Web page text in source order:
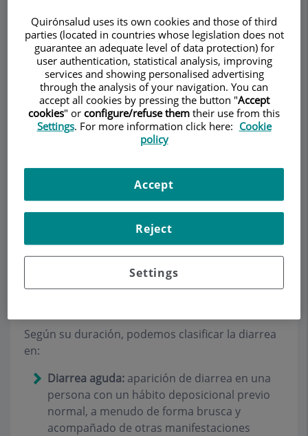
Horari
Diarrea
¿Qué es?
La diarrea es uno de los síntomas más frecuentes
que motivan la consulta al médico. Se considera
diarrea un incremento evidente de la frecuencia
habitual de deposiciones o un cambio a
Según su duración, podemos clasificar la diarrea
en:
Diarrea aguda: aparición de diarrea en una
persona con un hábito deposicional previo
normal, a menudo de forma brusca y
acompañado de otras manifestaciones
Quirónsalud uses its own cookies and those of third
parties (located in countries whose legislation does not
guarantee an adequate level of data protection) for
user authentication, statistical analysis, improving
services and showing personalised advertising
through the analysis of your navigation. You can
accept all cookies by pressing the button "Accept
cookies" or configure/refuse them their use from this
Settings. For more information click here: Cookie
policy
Settings
Reject
Accept